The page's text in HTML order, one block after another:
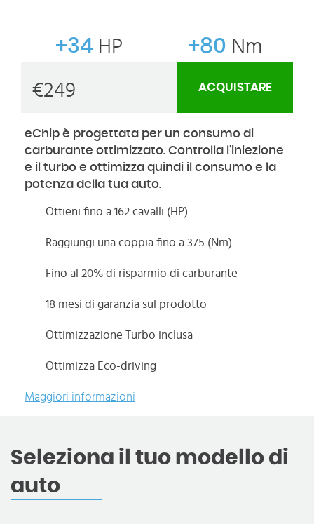
+34 HP +80 Nm
€249 ACQUISTARE
eChip è progettata per un consumo di
carburante ottimizzato. Controlla l'iniezione
e il turbo e ottimizza quindi il consumo e la
potenza della tua auto.
Ottieni fino a 162 cavalli (HP)
Raggiungi una coppia fino a 375 (Nm)
Fino al 20% di risparmio di carburante
18 mesi di garanzia sul prodotto
Ottimizzazione Turbo inclusa
Ottimizza Eco-driving
Maggiori informazioni
Seleziona il tuo modello di
auto